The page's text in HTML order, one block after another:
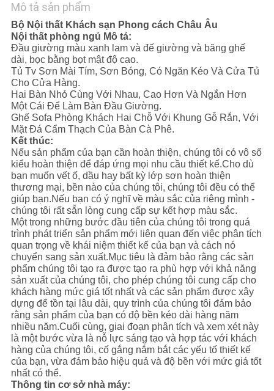
WEB
PRIVACY
POLICY
Mô tả sản phẩm
Bộ Nội thất Khách sạn Phong cách Châu Âu
Nội thất phòng ngủ Mô tả:
Đầu giường màu xanh lam và đế giường và băng ghế
dài, bọc bằng bọt mật độ cao.
Tủ Tv Sơn Mài Tím, Sơn Bóng, Có Ngăn Kéo Và Cửa Tủ
Cho Cửa Hàng.
Hai Bàn Nhỏ Cùng Với Nhau, Cao Hơn Và Ngắn Hơn
Một Cái Để Làm Bàn Đầu Giường.
Ghế Sofa Phòng Khách Hai Chỗ Với Khung Gỗ Rắn, Với
Mặt Đá Cẩm Thạch Của Bàn Cà Phê.
Kết thúc:
Nếu sản phẩm của bạn cần hoàn thiện, chúng tôi có vô số
kiểu hoàn thiện để đáp ứng mọi nhu cầu thiết kế.Cho dù
bạn muốn vết ố, dầu hay bất kỳ lớp sơn hoàn thiện
thương mại, bền nào của chúng tôi, chúng tôi đều có thể
giúp bạn.Nếu bạn có ý nghĩ về màu sắc của riêng mình -
chúng tôi rất sẵn lòng cung cấp sự kết hợp màu sắc.
Một trong những bước đầu tiên của chúng tôi trong quá
trình phát triển sản phẩm mới liên quan đến việc phân tích
quan trọng về khái niệm thiết kế của bạn và cách nó
chuyển sang sản xuất.Mục tiêu là đảm bảo rằng các sản
phẩm chúng tôi tạo ra được tạo ra phù hợp với khả năng
sản xuất của chúng tôi, cho phép chúng tôi cung cấp cho
khách hàng mức giá tốt nhất và các sản phẩm được xây
dựng để tồn tại lâu dài, quy trình của chúng tôi đảm bảo
rằng sản phẩm của bạn có độ bền kéo dài hàng năm
nhiều năm.Cuối cùng, giai đoạn phân tích và xem xét này
là một bước vừa là nỗ lực sáng tạo và hợp tác với khách
hàng của chúng tôi, cố gắng nắm bắt các yếu tố thiết kế
của bạn, vừa đảm bảo hiệu quả và độ bền với mức giá tốt
nhất có thể.
Thông tin cơ sở nhà máy: